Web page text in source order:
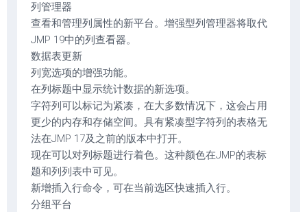
列管理器
查看和管理列属性的新平台。增强型列管理器将取代
JMP 19中的列查看器。
数据表更新
列宽选项的增强功能。
在列标题中显示统计数据的新选项。
字符列可以标记为紧凑，在大多数情况下，这会占用
更少的内存和存储空间。具有紧凑型字符列的表格无
法在JMP 17及之前的版本中打开。
现在可以对列标题进行着色。这种颜色在JMP的表标
题和列列表中可见。
新增插入行命令，可在当前选区快速插入行。
分组平台